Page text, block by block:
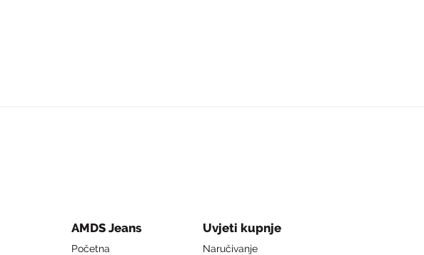
AMDS Jeans
Početna
Uvjeti kupnje
Naručivanje